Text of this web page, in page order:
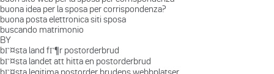
buona idea per la sposa per corrispondenza?
buona posta elettronica siti sposa
buscando matrimonio
BY
bГ¤sta land fГ¶r postorderbrud
bГ¤sta landet att hitta en postorderbrud
bГ¤sta legitima postorder brudens webbplatser